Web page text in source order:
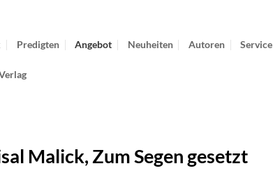
Predigten Angebot Neuheiten Autoren Service
Malick, Zum Segen gesetzt